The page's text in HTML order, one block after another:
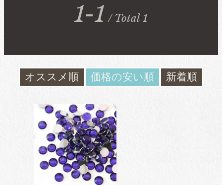
blog
ガラスラインストーン
チャトン
ﾌﾞﾗﾝﾄﾞ製ﾗｲﾝｽﾄｰﾝ同等品
アクリルラインストーン
1-1 / Total 1
オススメ順 価格の安い順 新着順